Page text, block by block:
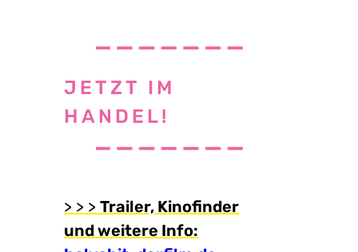
JETZT IM
HANDEL!
> > > Trailer, Kinofinder
und weitere Info: